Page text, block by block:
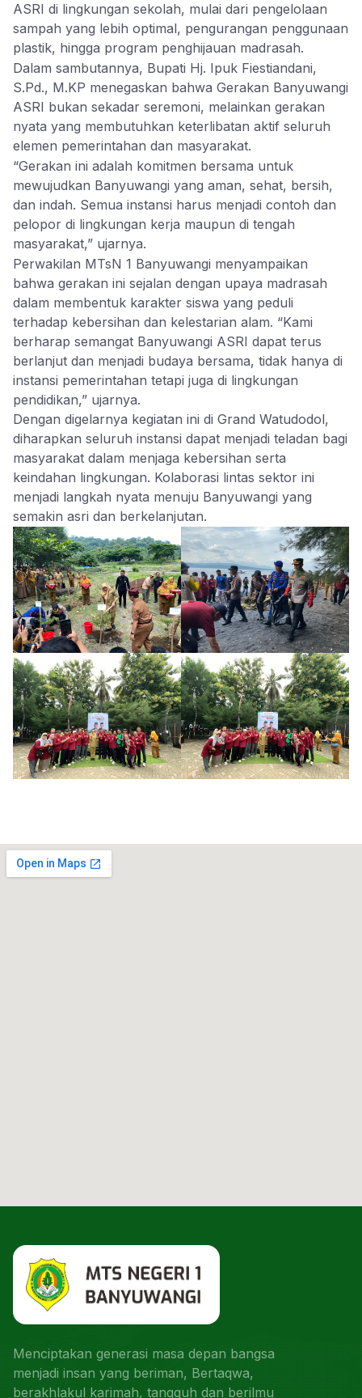
ASRI di lingkungan sekolah, mulai dari pengelolaan
sampah yang lebih optimal, pengurangan penggunaan
plastik, hingga program penghijauan madrasah.
Dalam sambutannya, Bupati Hj. Ipuk Fiestiandani,
S.Pd., M.KP menegaskan bahwa Gerakan Banyuwangi
ASRI bukan sekadar seremoni, melainkan gerakan
nyata yang membutuhkan keterlibatan aktif seluruh
elemen pemerintahan dan masyarakat.
“Gerakan ini adalah komitmen bersama untuk
mewujudkan Banyuwangi yang aman, sehat, bersih,
dan indah. Semua instansi harus menjadi contoh dan
pelopor di lingkungan kerja maupun di tengah
masyarakat,” ujarnya.
Perwakilan MTsN 1 Banyuwangi menyampaikan
bahwa gerakan ini sejalan dengan upaya madrasah
dalam membentuk karakter siswa yang peduli
terhadap kebersihan dan kelestarian alam. “Kami
berharap semangat Banyuwangi ASRI dapat terus
berlanjut dan menjadi budaya bersama, tidak hanya di
instansi pemerintahan tetapi juga di lingkungan
pendidikan,” ujarnya.
Dengan digelarnya kegiatan ini di Grand Watudodol,
diharapkan seluruh instansi dapat menjadi teladan bagi
masyarakat dalam menjaga kebersihan serta
keindahan lingkungan. Kolaborasi lintas sektor ini
menjadi langkah nyata menuju Banyuwangi yang
semakin asri dan berkelanjutan.
Menciptakan generasi masa depan bangsa
menjadi insan yang beriman, Bertaqwa,
berakhlakul karimah, tangguh dan berilmu